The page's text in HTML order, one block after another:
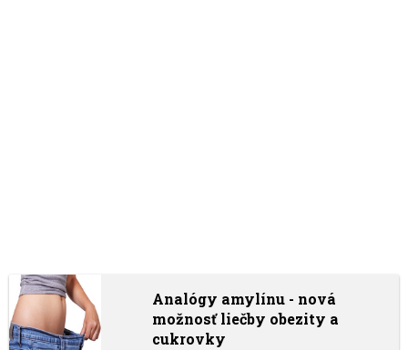
Analógy amylínu - nová
možnosť liečby obezity a
cukrovky